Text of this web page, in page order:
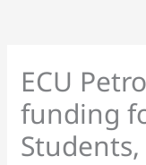
ECU
funding
Students,